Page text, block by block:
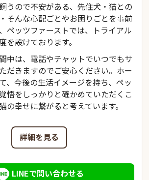
うので不安がある、先住犬・猫との
そんな心配ごとやお困りごとを事前
ペッツファーストでは、トライアル
を設けております。
中は、電話やチャットでいつでもサ
だきますのでご安心ください。ホー
、今後の生活イメージを持ち、ペッ
悟をしっかりと確かめていただくこ
の幸せに繋がると考えています。
詳細を見る
LINEで問い合わせる